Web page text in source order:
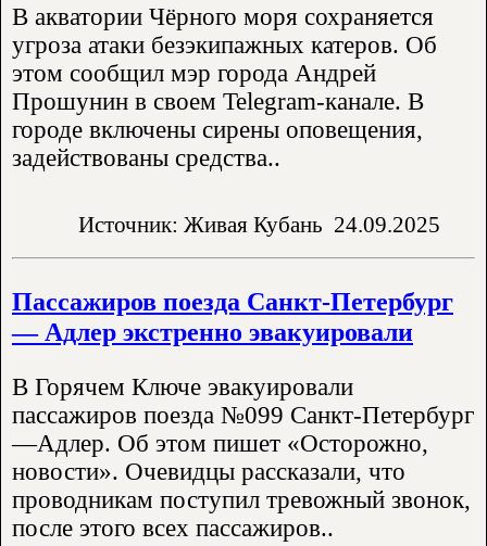
В акватории Чёрного моря сохраняется
угроза атаки безэкипажных катеров. Об
этом сообщил мэр города Андрей
Прошунин в своем Telegram-канале. В
городе включены сирены оповещения,
задействованы средства..
Источник: Живая Кубань 24.09.2025
Пассажиров поезда Санкт-Петербург
— Адлер экстренно эвакуировали
В Горячем Ключе эвакуировали
пассажиров поезда №099 Санкт-Петербург
—Адлер. Об этом пишет «Осторожно,
новости». Очевидцы рассказали, что
проводникам поступил тревожный звонок,
после этого всех пассажиров..